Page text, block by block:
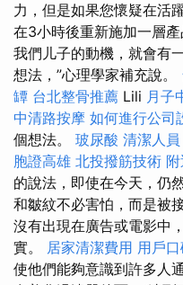
力，但是如果您懷疑在活
在3小時後重新施加一層
我們儿子的動機，就會有
想法，”心理學家補充說。
罈 台北整骨推薦 Lili 月子
中清路按摩 如何進行公司
個想法。 玻尿酸 清潔人員
胞證高雄 北投撥筋技術
的說法，即使在今天，仍
和皺紋不必害怕，而是被
沒有出現在廣告或電影中
實。 居家清潔費用 用戶
使他們能夠意識到許多人